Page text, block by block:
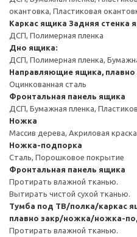
окантовка, Пластиковая
Каркас ящика Задняя стенка
ДСП, Полимерная пленка
Дно ящика:
ДСП, Полимерная пленка,
Направляющие ящика, плавно
Оцинкованная сталь
Фронтальная панель ящика
ДСП, Бумажная пленка,
Ножка
Массив дерева, Акриловая краска
Ножка-подпорка
Сталь, Порошковое покрытие
Фронтальная панель ящика
Протирать влажной тканью.
Вытирать чистой сухой тканью.
Тумба под ТВ/полка/каркас
плавно закр/ножка/ножка-
Протирать влажной тканью.